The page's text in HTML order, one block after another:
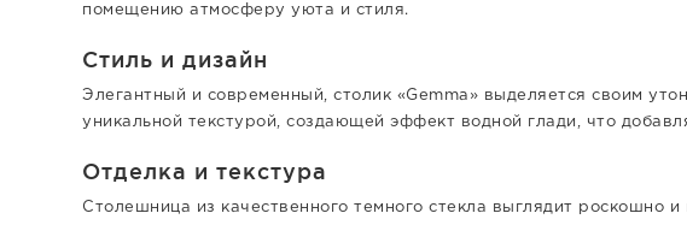
помещению атмосферу уюта и стиля.
Стиль и дизайн
Элегантный и современный, столик «Gemma» выделяется своим
уникальной текстурой, создающей эффект водной глади, что
Отделка и текстура
Столешница из качественного темного стекла выглядит